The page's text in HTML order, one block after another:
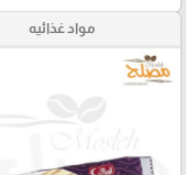
مواد غذائيه